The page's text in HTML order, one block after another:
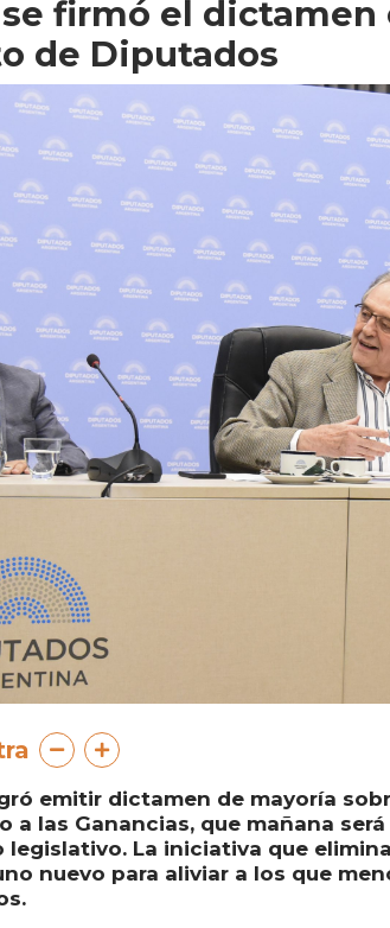
firmó el dictamen
de Diputados
emitir dictamen de mayoría
a las Ganancias, que mañana
legislativo. La iniciativa que
nuevo para aliviar a los que